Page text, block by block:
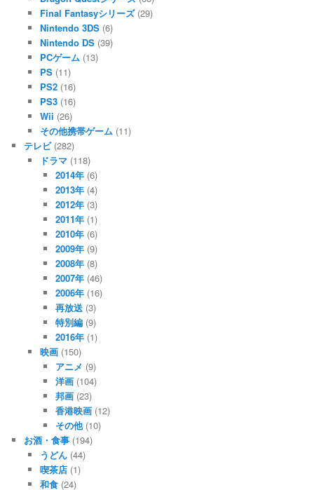
Final Fantasyシリーズ(29)
Nintendo 3DS(6)
Nintendo DS(39)
PCゲーム(13)
PS(11)
PS2(16)
PS3(16)
Wii (26)
その他携帯ゲーム(11)
テレビ(282)
ドラマ(118)
2014年 (6)
2013年 (4)
2012年 (3)
2011年 (1)
2010年 (6)
2009年 (9)
2008年 (8)
2007年 (46)
2006年 (16)
再放送 (3)
特別編 (9)
2016年 (1)
映画(150)
アニメ (9)
洋画 (104)
邦画 (23)
香港映画 (12)
その他(10)
お酒・食事 (194)
うどん(44)
喫茶店(1)
和食(24)